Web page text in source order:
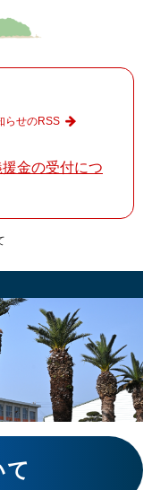
金の受付につ
らせのRSS